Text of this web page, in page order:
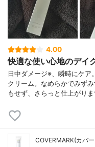
4.00
快適な使い心地のデイ
日中ダメージ※、瞬時にケア
クリーム。なめらかでみず
もせず、さらっと仕上がり
COVERMARK(カバ